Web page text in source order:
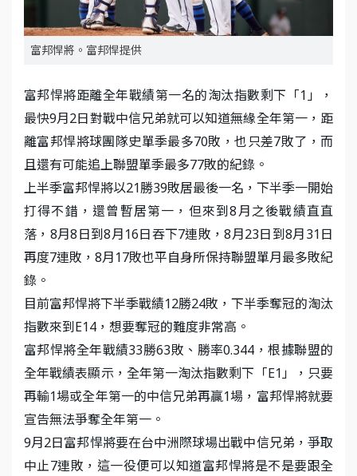
富邦悍將。富邦悍提供
富邦悍將距離全年戰績第一名的淘汰指數剩下「1」，
最快9月2日對戰中信兄弟就可以知道無緣全年第一，距
離富邦悍將球團隊史單季最多70敗，也只差7敗了，而
且還有可能追上聯盟單季最多77敗的紀錄。
上半季富邦悍將以21勝39敗居最後一名，下半季一開始
打得不錯，還曾暫居第一，但來到8月之後戰績直直
落，8月8日到8月16日吞下7連敗，8月23日到8月31日
再度7連敗，8月17敗也平自身所保持聯盟單月最多敗紀
錄。
目前富邦悍將下半季戰績12勝24敗，下半季奪冠的淘汰
指數來到E14，想要奪冠的難度非常高。
富邦悍將全年戰績33勝63敗、勝率0.344，根據聯盟的
全年戰績表顯示，全年第一淘汰指數剩下「E1」，只要
再輸1場或全年第一的中信兄弟再贏1場，富邦悍將就要
宣告無法爭奪全年第一。
9月2日富邦悍將要在台中洲際球場出戰中信兄弟，爭取
中止7連敗，這一役便可以知道富邦悍將是不是要跟全